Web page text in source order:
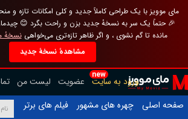
مای موویز با یک طراحی کاملاً جدید و کلی امکانات تازه و
🎉 حتماً یک سر به نسخهٔ جدید بزن و راحت بگرد 😊
مانده تا گم نشوی ، و اگر ظاهر تازه‌تری می‌خواهینسخهٔ
مشاهدهٔ نسخهٔ جدید
new
ورود به سایت عضویت لیست من
صفحه اصلی
چهره های مشهور
فیلم های برتر